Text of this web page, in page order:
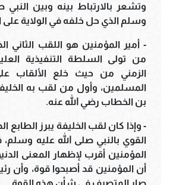
وتشعر بالارتباط بينه وبين النبي
وسلم الذي حل خلفه في الولاية
- أمير المؤمنين هو اللقب الثاني
من تولى السلطة التنفيذية
الزمني من حيث خلع الألقاب
المسلمين، وأول من لقب به
بن الخطاب رضي الله عنه.
- وإذا كان لقب الخليفة يبرز الطابع
القوي بالنبي صلى الله عليه
المؤمنين أقرب لإظهار المعنى
أن المؤمنين قد أصبحوا قوة، وأن
صار المتصرف في شأن هذه القوة.